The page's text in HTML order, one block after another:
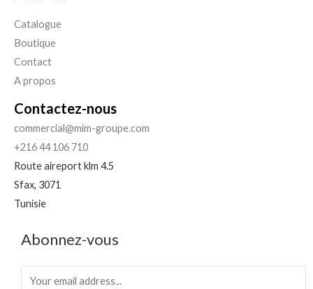
Catalogue
Boutique
Contact
A propos
Contactez-nous
commercial@mim-groupe.com
+216 44 106 710
Route aireport klm 4.5
Sfax, 3071
Tunisie
Abonnez-vous